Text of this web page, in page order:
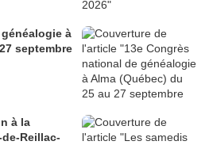
à
septembre
à la
Reillac-